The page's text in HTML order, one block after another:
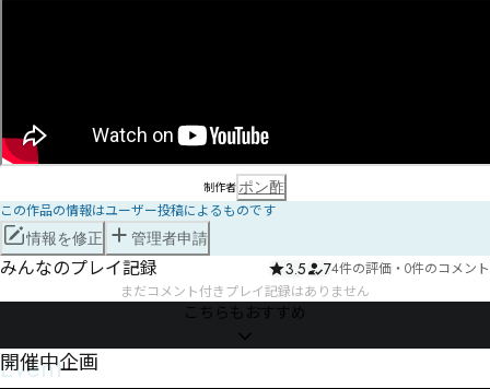
制作者 ポン酢
この作品の情報はユーザー投稿によるものです
情報を修正 管理者申請
みんなのプレイ記録 3.5 74件の評価 ・ 0件のコメント
まだコメント付きプレイ記録はありません
こちらもおすすめ
Event
開催中企画